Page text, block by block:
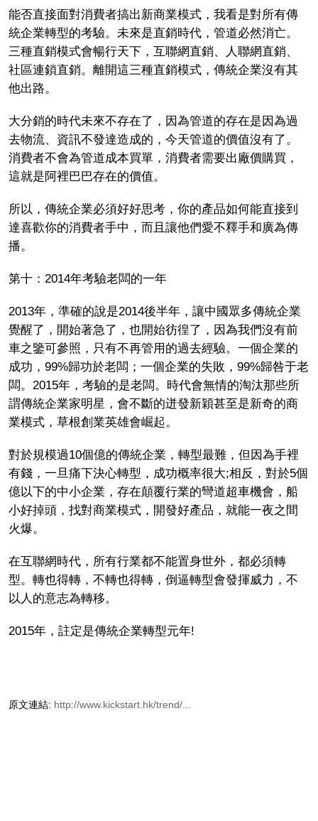
能否直接面對消費者搞出新商業模式，我看是對所有傳
統企業轉型的考驗。未來是直銷時代，管道必然消亡。
三種直銷模式會暢行天下，互聯網直銷、人聯網直銷、
社區連鎖直銷。離開這三種直銷模式，傳統企業沒有其
他出路。
大分銷的時代未來不存在了，因為管道的存在是因為過
去物流、資訊不發達造成的，今天管道的價值沒有了。
消費者不會為管道成本買單，消費者需要出廠價購買，
這就是阿裡巴巴存在的價值。
所以，傳統企業必須好好思考，你的產品如何能直接到
達喜歡你的消費者手中，而且讓他們愛不釋手和廣為傳
播。
第十：2014年考驗老闆的一年
2013年，準確的說是2014後半年，讓中國眾多傳統企業
覺醒了，開始著急了，也開始彷徨了，因為我們沒有前
車之鑒可參照，只有不再管用的過去經驗。一個企業的
成功，99%歸功於老闆；一個企業的失敗，99%歸咎于老
闆。2015年，考驗的是老闆。時代會無情的淘汰那些所
謂傳統企業家明星，會不斷的迸發新穎甚至是新奇的商
業模式，草根創業英雄會崛起。
對於規模過10個億的傳統企業，轉型最難，但因為手裡
有錢，一旦痛下決心轉型，成功概率很大;相反，對於5個
億以下的中小企業，存在顛覆行業的彎道超車機會，船
小好掉頭，找對商業模式，開發好產品，就能一夜之間
火爆。
在互聯網時代，所有行業都不能置身世外，都必須轉
型。轉也得轉，不轉也得轉，倒逼轉型會發揮威力，不
以人的意志為轉移。
2015年，註定是傳統企業轉型元年!
原文連結: http://www.kickstart.hk/trend/...